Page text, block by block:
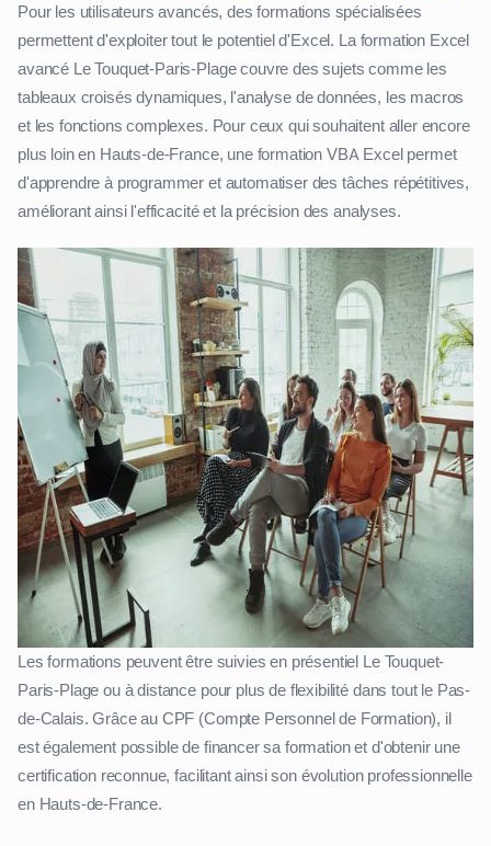
Pour les utilisateurs avancés, des formations spécialisées
permettent d'exploiter tout le potentiel d'Excel. La formation Excel
avancé Le Touquet-Paris-Plage couvre des sujets comme les
tableaux croisés dynamiques, l'analyse de données, les macros
et les fonctions complexes. Pour ceux qui souhaitent aller encore
plus loin en Hauts-de-France, une formation VBA Excel permet
d'apprendre à programmer et automatiser des tâches répétitives,
améliorant ainsi l'efficacité et la précision des analyses.
Les formations peuvent être suivies en présentiel Le Touquet-
Paris-Plage ou à distance pour plus de flexibilité dans tout le Pas-
de-Calais. Grâce au CPF (Compte Personnel de Formation), il
est également possible de financer sa formation et d'obtenir une
certification reconnue, facilitant ainsi son évolution professionnelle
en Hauts-de-France.